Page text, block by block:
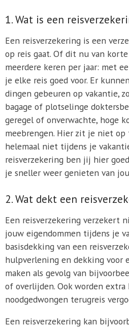
1. Wat is een
Een reisverzekering is een
op reis gaat. Of dit nu van
meerdere keren per jaar: met
je elke reis goed voor. Er
dingen gebeuren op vakantie,
bagage of plotselinge
geregel of onverwachte, hoge
meebrengen. Hier zit je niet
helemaal niet tijdens je
reisverzekering ben jij hier
je sneller weer genieten van
2. Wat dekt een
Een reisverzekering verzekert
jouw eigendommen tijdens je
basisdekking van een
hulpverlening en dekking voor
maken als gevolg van
of overlijden. Ook worden extra
noodgedwongen terugreis
Een reisverzekering kan